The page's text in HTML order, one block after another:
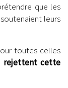
que les
leurs
toutes celles
rejettent cette